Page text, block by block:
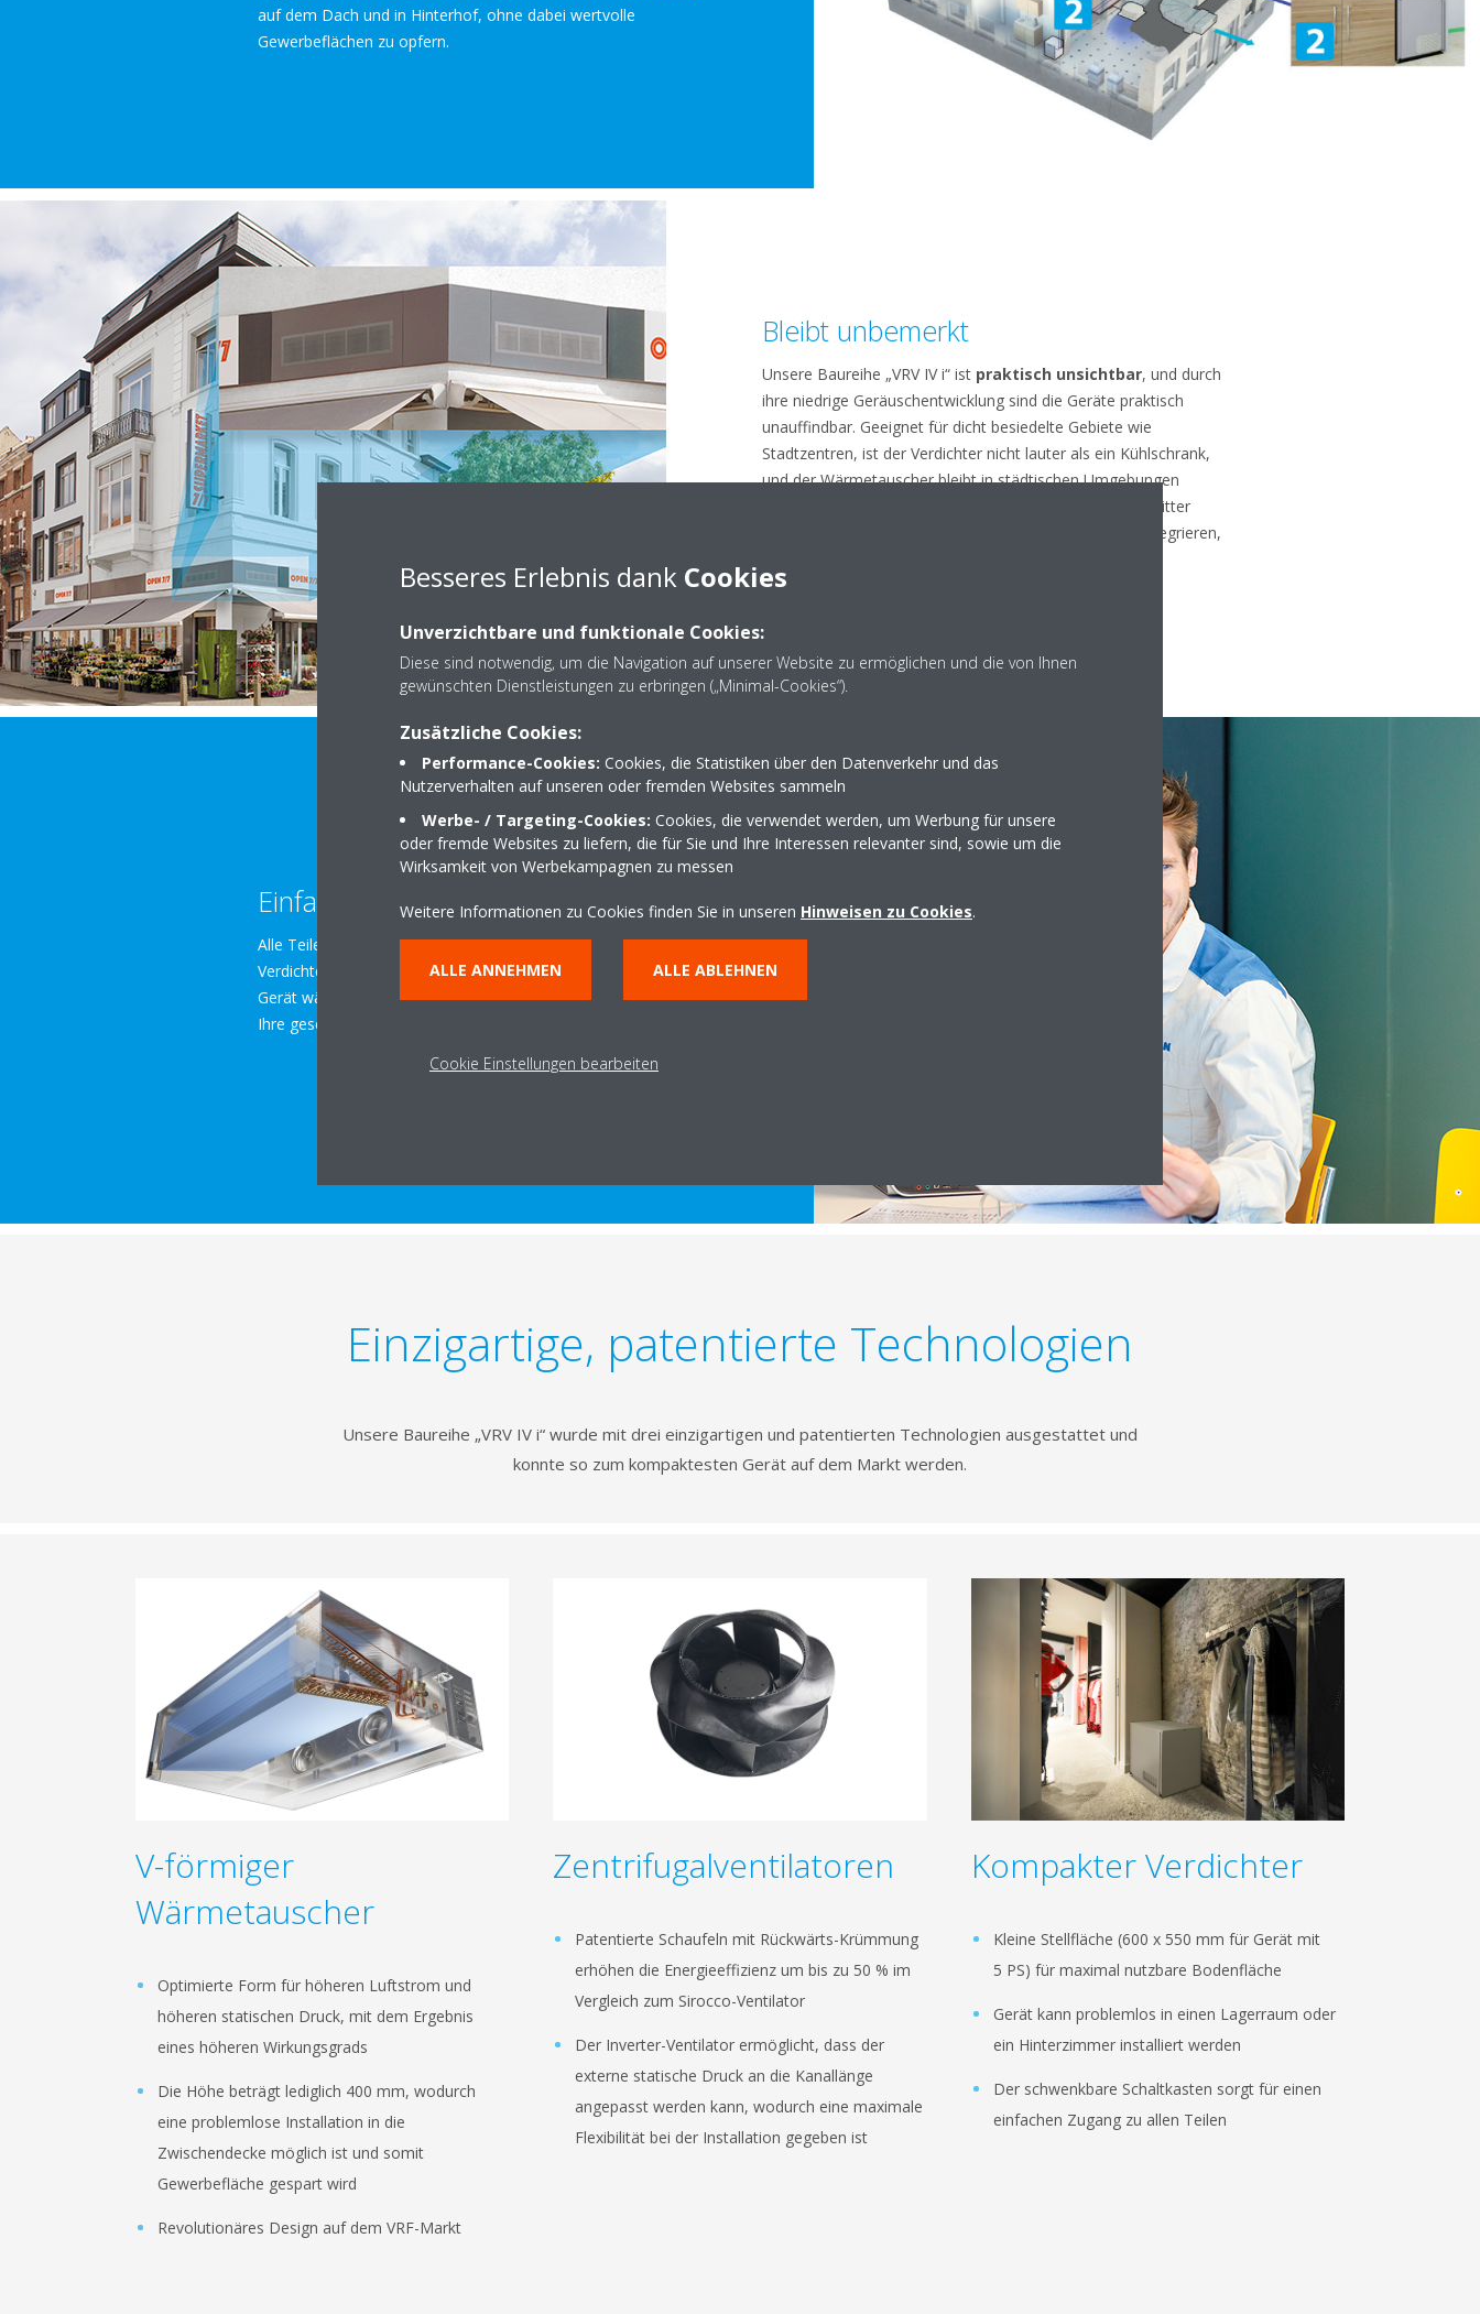
auf dem Dach und in Hinterhof, ohne dabei wertvolle
Gewerbeflächen zu opfern.
Bleibt unbemerkt
Unsere Baureihe „VRV IV i“ ist praktisch unsichtbar, und durch
ihre niedrige Geräuschentwicklung sind die Geräte praktisch
unauffindbar. Geeignet für dicht besiedelte Gebiete wie
Stadtzentren, ist der Verdichter nicht lauter als ein Kühlschrank,
und der Wärmetauscher bleibt in städtischen Umgebungen
unbemerkt. Mit dekorativen Elementen können Sie die Gitter
vollständig verbergen oder sie in das Gebäudedesign integrieren,
Einfach zu warten
Alle Teile, die regelmäßig gewartet werden müssen, sind im
Verdichterkasten
leicht zugänglich. Techniker können das
Gerät während der normalen Geschäftszeiten überprüfen, ohne
Ihre geschäftlichen Aktivitäten zu stören.
Einzigartige, patentierte Technologien
Unsere Baureihe „VRV IV i“ wurde mit drei einzigartigen und patentierten Technologien ausgestattet und
konnte so zum kompaktesten Gerät auf dem Markt werden.
V-förmiger
Wärmetauscher
Optimierte Form für höheren Luftstrom und
höheren statischen Druck, mit dem Ergebnis
eines höheren Wirkungsgrads
Die Höhe beträgt lediglich 400 mm, wodurch
eine problemlose Installation in die
Zwischendecke möglich ist und somit
Gewerbefläche gespart wird
Revolutionäres Design auf dem VRF-Markt
Zentrifugalventilatoren
Patentierte Schaufeln mit Rückwärts-Krümmung
erhöhen die Energieeffizienz um bis zu 50 % im
Vergleich zum Sirocco-Ventilator
Der Inverter-Ventilator ermöglicht, dass der
externe statische Druck an die Kanallänge
angepasst werden kann, wodurch eine maximale
Flexibilität bei der Installation gegeben ist
Kompakter Verdichter
Kleine Stellfläche (600 x 550 mm für Gerät mit
5 PS) für maximal nutzbare Bodenfläche
Gerät kann problemlos in einen Lagerraum oder
ein Hinterzimmer installiert werden
Der schwenkbare Schaltkasten sorgt für einen
einfachen Zugang zu allen Teilen
Besseres Erlebnis dank Cookies
Unverzichtbare und funktionale Cookies:
Diese sind notwendig, um die Navigation auf unserer Website zu ermöglichen und die von Ihnen
gewünschten Dienstleistungen zu erbringen („Minimal-Cookies“).
Zusätzliche Cookies:
Performance-Cookies: Cookies, die Statistiken über den Datenverkehr und das
Nutzerverhalten auf unseren oder fremden Websites sammeln
Werbe- / Targeting-Cookies: Cookies, die verwendet werden, um Werbung für unsere
oder fremde Websites zu liefern, die für Sie und Ihre Interessen relevanter sind, sowie um die
Wirksamkeit von Werbekampagnen zu messen
Weitere Informationen zu Cookies finden Sie in unseren Hinweisen zu Cookies.
ALLE ANNEHMEN ALLE ABLEHNEN
Cookie Einstellungen bearbeiten